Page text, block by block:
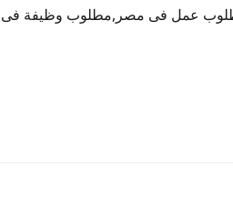
عمل فى مصر,مطلوب وظيفة فى